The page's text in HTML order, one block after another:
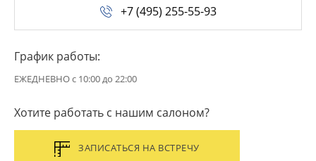
+7 (495) 255-55-93
График работы:
ЕЖЕДНЕВНО с 10:00 до 22:00
Хотите работать с нашим салоном?
ЗАПИСАТЬСЯ НА ВСТРЕЧУ